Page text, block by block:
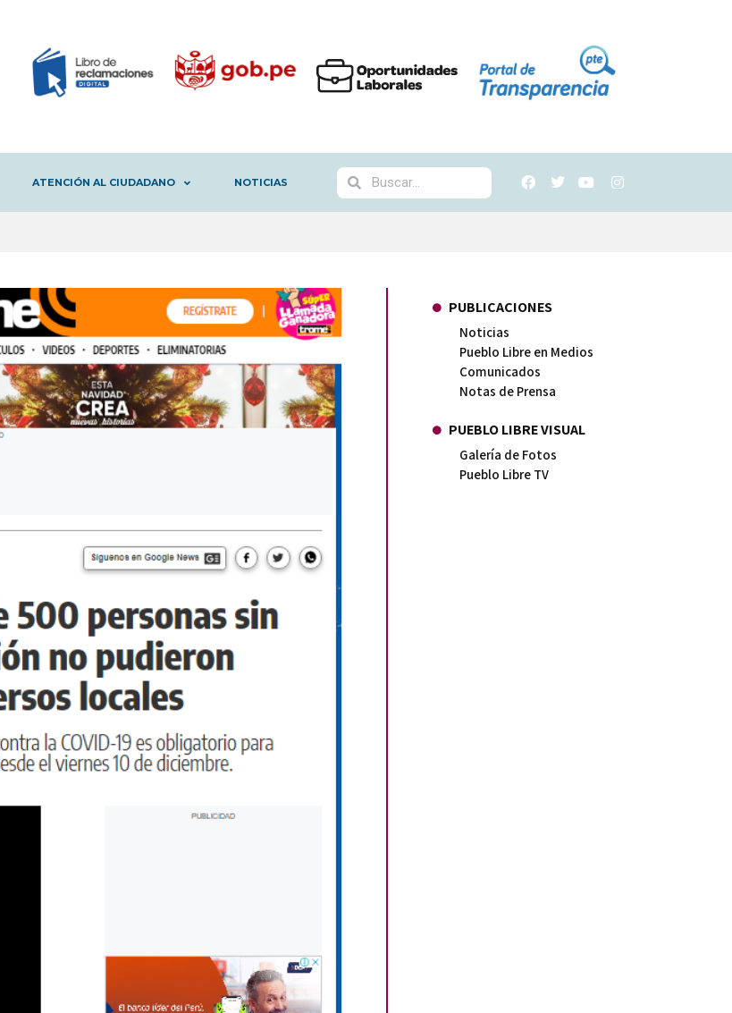
ATENCIÓN AL CIUDADANO NOTICIAS
PUBLICACIONES
Noticias
Pueblo Libre en Medios
Comunicados
Notas de Prensa
PUEBLO LIBRE VISUAL
Galería de Fotos
Pueblo Libre TV